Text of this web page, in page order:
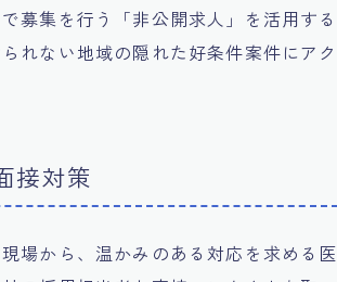
募集を行う「非公開求人」を活用する
れない地域の隠れた好条件案件にアク
接対策
場から、温かみのある対応を求める医